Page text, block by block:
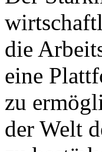
die
eine
zu
der Welt